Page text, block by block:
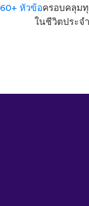
60+ หัวข้อครอบคลุม
ในชีวิตประจ